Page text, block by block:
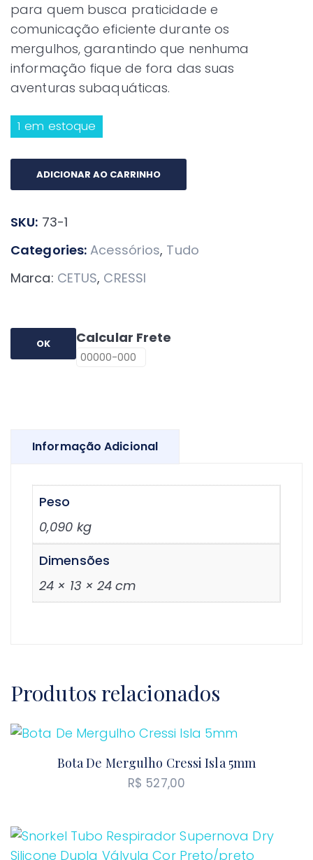
para quem busca praticidade e
comunicação eficiente durante os
mergulhos, garantindo que nenhuma
informação fique de fora das suas
aventuras subaquáticas.
1 em estoque
Prancheta
Cetus
Folha
quantidade
ADICIONAR AO CARRINHO
SKU: 73-1
Categories: Acessórios, Tudo
Marca: CETUS, CRESSI
Calcular Frete
OK
Informação Adicional
Peso
0,090 kg
Dimensões
24 × 13 × 24 cm
Produtos relacionados
Bota De Mergulho Cressi Isla 5mm
R$ 527,00